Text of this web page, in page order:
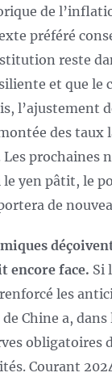
de
préféré
reste
et que le
l’ajustement
des taux
prochaines
le yen pâtit, le
de
encore face. Si
les
Chine a,
obligatoires
Courant